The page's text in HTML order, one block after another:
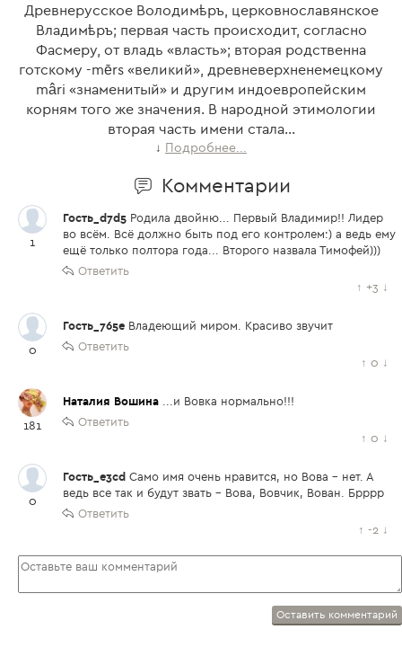
Древнерусское Володимѣръ, церковнославянское
Владимѣръ; первая часть происходит, согласно
Фасмеру, от владь «власть»; вторая родственна
готскому -mērs «великий», древневерхненемецкому
mâri «знаменитый» и другим индоевропейским
корням того же значения. В народной этимологии
вторая часть имени стала...
↓ Подробнее...
Комментарии
1
Гость_d7d5 Родила двойню... Первый Владимир!! Лидер
во всём. Всё должно быть под его контролем:) а ведь ему
ещё только полтора года... Второго назвала Тимофей)))
Ответить
↑ +3 ↓
0
Гость_765e Владеющий миром. Красиво звучит
Ответить
↑ 0 ↓
181
Наталия Вошина
...и Вовка нормально!!!
Ответить
↑ 0 ↓
0
Гость_e3cd Само имя очень нравится, но Вова - нет. А
ведь все так и будут звать - Вова, Вовчик, Вован. Брррр
Ответить
↑ -2 ↓
Оставить комментарий